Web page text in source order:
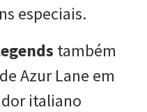
especiais.
também
Azur Lane em
italiano